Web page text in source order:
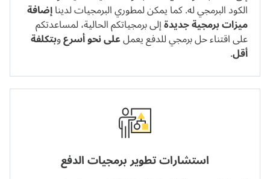
الكود البرمجي له. كما يمكن لمطوري البرمجيات لديناإضافة
ميزات برمجية جديدةإلى برمجياتكم الحالية، لمساعدتكم
على اقتناء حل برمجي للدفع يعملعلى نحو أسرعوبتكلفة
أقل.
استشارات تطوير برمجيات الدفع